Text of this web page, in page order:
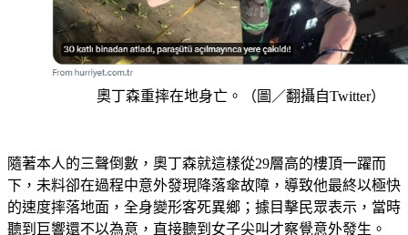
隨著本人的三聲倒數，奧丁森就這樣從29層高的樓頂一躍而
下，未料卻在過程中意外發現降落傘故障，導致他最終以極快
的速度摔落地面，全身變形客死異鄉；據目擊民眾表示，當時